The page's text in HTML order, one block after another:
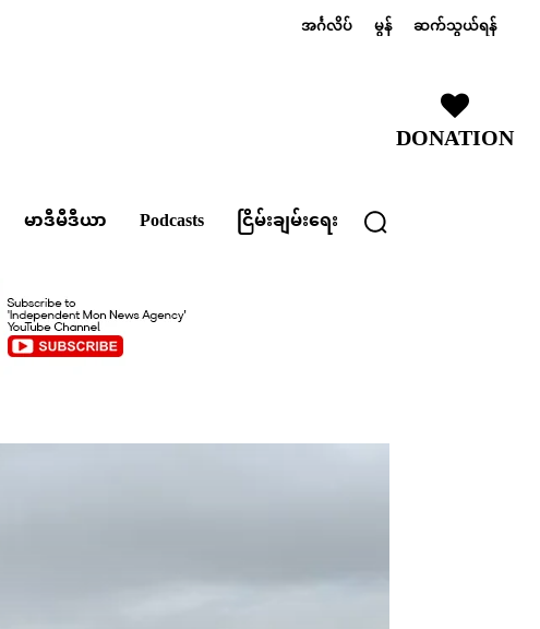
အင်္ဂလိပ် မွန် ဆက်သွယ်ရန်
DONATION
မာဒီမီဒီယာ Podcasts ငြိမ်းချမ်းရေး